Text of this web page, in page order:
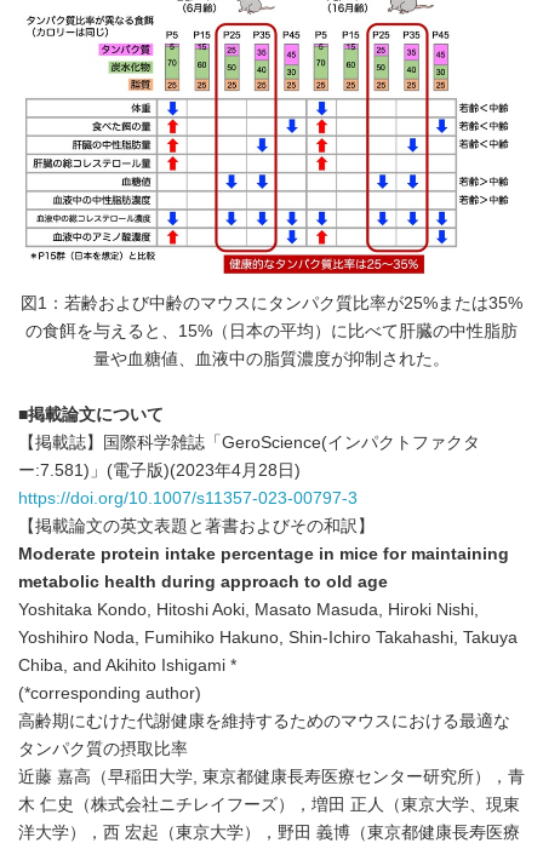
図1：若齢および中齢のマウスにタンパク質比率が25%または35%
の食餌を与えると、15%（日本の平均）に比べて肝臓の中性脂肪
量や血糖値、血液中の脂質濃度が抑制された。
■掲載論文について
【掲載誌】国際科学雑誌「GeroScience(インパクトファクタ
ー:7.581)」(電子版)(2023年4月28日)
https://doi.org/10.1007/s11357-023-00797-3
【掲載論文の英文表題と著書およびその和訳】
Moderate protein intake percentage in mice for maintaining
metabolic health during approach to old age
Yoshitaka Kondo, Hitoshi Aoki, Masato Masuda, Hiroki Nishi,
Yoshihiro Noda, Fumihiko Hakuno, Shin-Ichiro Takahashi, Takuya
Chiba, and Akihito Ishigami *
(*corresponding author)
高齢期にむけた代謝健康を維持するためのマウスにおける最適な
タンパク質の摂取比率
近藤 嘉高（早稲田大学, 東京都健康長寿医療センター研究所），青
木 仁史（株式会社ニチレイフーズ），増田 正人（東京大学、現東
洋大学），西 宏起（東京大学），野田 義博（東京都健康長寿医療